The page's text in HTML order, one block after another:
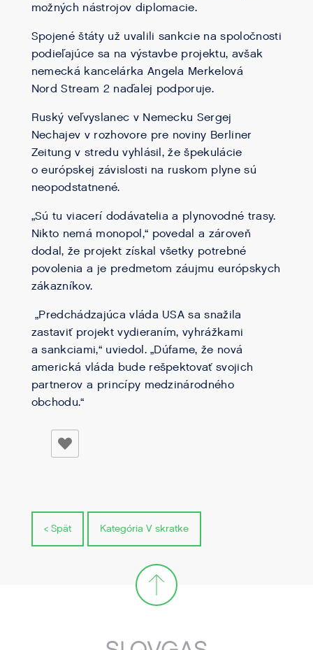
možných nástrojov diplomacie.
Spojené štáty už uvalili sankcie na spoločnosti
podieľajúce sa na výstavbe projektu, avšak
nemecká kancelárka Angela Merkelová
Nord Stream 2 naďalej podporuje.
Ruský veľvyslanec v Nemecku Sergej
Nechajev v rozhovore pre noviny Berliner
Zeitung v stredu vyhlásil, že špekulácie
o európskej závislosti na ruskom plyne sú
neopodstatnené.
„Sú tu viacerí dodávatelia a plynovodné trasy.
Nikto nemá monopol,“ povedal a zároveň
dodal, že projekt získal všetky potrebné
povolenia a je predmetom záujmu európskych
zákazníkov.
„Predchádzajúca vláda USA sa snažila
zastaviť projekt vydieraním, vyhrážkami
a sankciami,“ uviedol. „Dúfame, že nová
americká vláda bude rešpektovať svojich
partnerov a princípy medzinárodného
obchodu.“
< Spät Kategória V skratke